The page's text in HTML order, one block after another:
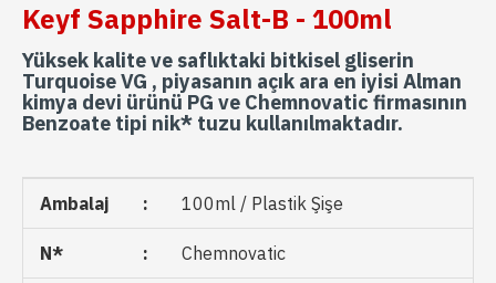
Keyf Sapphire Salt-B - 100ml
Yüksek kalite ve saflıktaki bitkisel gliserin
Turquoise VG , piyasanın açık ara en iyisi Alman
kimya devi ürünü PG ve Chemnovatic firmasının
Benzoate tipi nik* tuzu kullanılmaktadır.
Ambalaj : 100ml / Plastik Şişe
N* : Chemnovatic